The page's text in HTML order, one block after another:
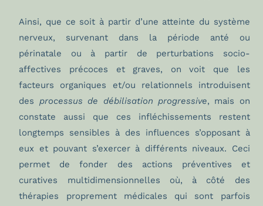
Ainsi, que ce soit à partir d’une atteinte du système
nerveux, survenant dans la période anté ou
périnatale ou à partir de perturbations socio-
affectives précoces et graves, on voit que les
facteurs organiques et/ou relationnels introduisent
des processus de débilisation progressive, mais on
constate aussi que ces infléchissements restent
longtemps sensibles à des influences s’opposant à
eux et pouvant s’exercer à différents niveaux. Ceci
permet de fonder des actions préventives et
curatives multidimensionnelles où, à côté des
thérapies proprement médicales qui sont parfois